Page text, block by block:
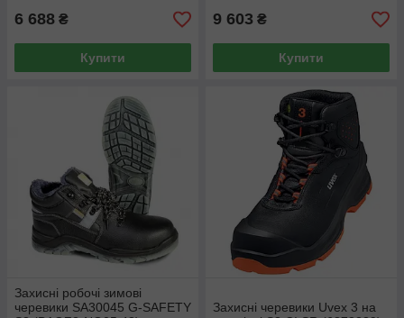
6 688 ₴
Купити
9 603 ₴
Купити
Захисні робочі зимові
черевики SA30045 G-SAFETY
Захисні черевики Uvex 3 на